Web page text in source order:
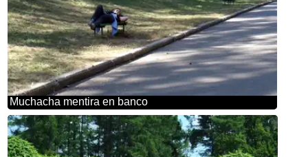
Muchacha mentira en banco